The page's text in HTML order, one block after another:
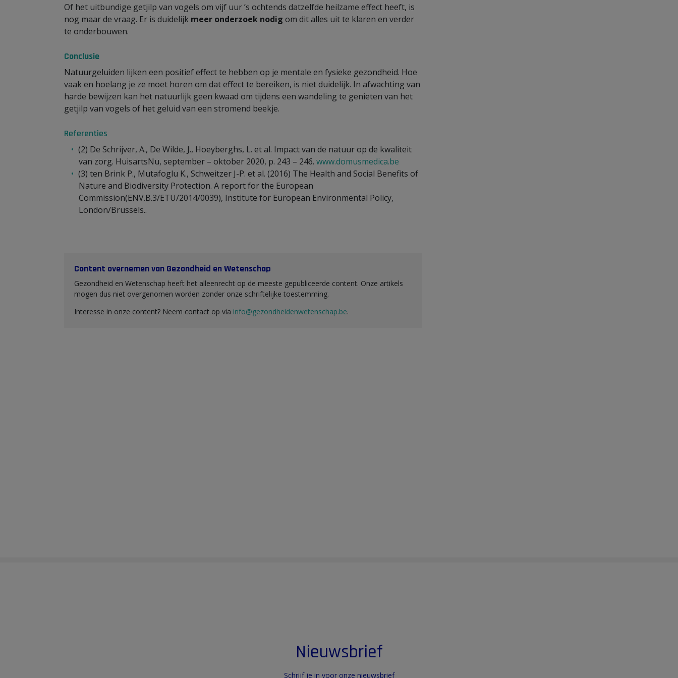
Of het uitbundige getjilp van vogels om vijf uur ’s ochtends datzelfde heilzame effect heeft, is
nog maar de vraag. Er is duidelijk meer onderzoek nodig om dit alles uit te klaren en verder
te onderbouwen.
Conclusie
Natuurgeluiden lijken een positief effect te hebben op je mentale en fysieke gezondheid. Hoe
vaak en hoelang je ze moet horen om dat effect te bereiken, is niet duidelijk. In afwachting van
harde bewijzen kan het natuurlijk geen kwaad om tijdens een wandeling te genieten van het
getjilp van vogels of het geluid van een stromend beekje.
Referenties
(2) De Schrijver, A., De Wilde, J., Hoeyberghs, L. et al. Impact van de natuur op de kwaliteit
van zorg. HuisartsNu, september – oktober 2020, p. 243 – 246. www.domusmedica.be
(3) ten Brink P., Mutafoglu K., Schweitzer J-P. et al. (2016) The Health and Social Benefits of
Nature and Biodiversity Protection. A report for the European
Commission(ENV.B.3/ETU/2014/0039), Institute for European Environmental Policy,
London/Brussels..
Content overnemen van Gezondheid en Wetenschap
Gezondheid en Wetenschap heeft het alleenrecht op de meeste gepubliceerde content. Onze artikels
mogen dus niet overgenomen worden zonder onze schriftelijke toestemming.
Interesse in onze content? Neem contact op via info@gezondheidenwetenschap.be.
Nieuwsbrief
Schrijf je in voor onze nieuwsbrief